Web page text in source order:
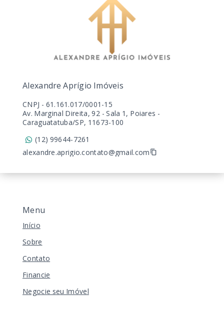
Menu
Início
Sobre
Contato
Financie
Negocie seu Imóvel
Alexandre Aprígio Imóveis
CNPJ - 61.161.017/0001-15
Av. Marginal Direita, 92 - Sala 1, Poiares -
Caraguatatuba/SP, 11673-100
(12) 99644-7261
alexandre.aprigio.contato@gmail.com